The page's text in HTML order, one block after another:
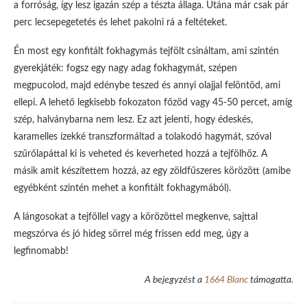
a forróság, így lesz igazán szép a tészta állaga. Utána már csak pár
perc lecsepegetetés és lehet pakolni rá a feltéteket.
Én most egy konfitált fokhagymás tejfölt csináltam, ami szintén
gyerekjáték: fogsz egy nagy adag fokhagymát, szépen
megpucolod, majd edénybe teszed és annyi olajjal felöntöd, ami
ellepi. A lehető legkisebb fokozaton főzöd vagy 45-50 percet, amíg
szép, halványbarna nem lesz. Ez azt jelenti, hogy édeskés,
karamelles ízekké transzformáltad a tolakodó hagymát, szóval
szűrőlapáttal ki is veheted és keverheted hozzá a tejfölhöz. A
másik amit készítettem hozzá, az egy zöldfűszeres körözött (amibe
egyébként szintén mehet a konfitált fokhagymából).
A lángosokat a tejföllel vagy a körözöttel megkenve, sajttal
megszórva és jó hideg sörrel még frissen edd meg, úgy a
legfinomabb!
A bejegyzést a 1664 Blanc támogatta.